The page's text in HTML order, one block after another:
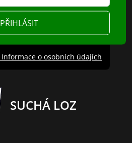
PŘIHLÁSIT
Informace o osobních údajích
SUCHÁ LOZ